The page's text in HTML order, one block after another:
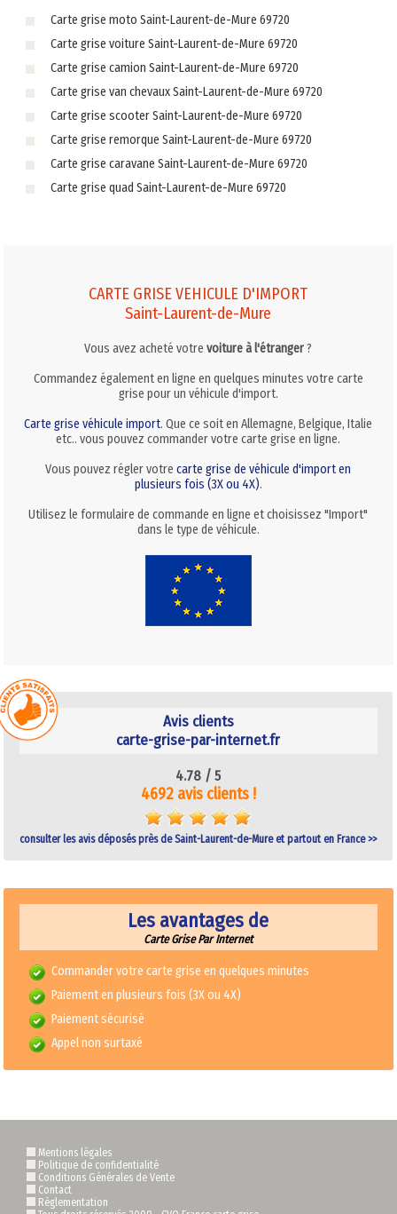
Carte grise moto Saint-Laurent-de-Mure 69720
Carte grise voiture Saint-Laurent-de-Mure 69720
Carte grise camion Saint-Laurent-de-Mure 69720
Carte grise van chevaux Saint-Laurent-de-Mure 69720
Carte grise scooter Saint-Laurent-de-Mure 69720
Carte grise remorque Saint-Laurent-de-Mure 69720
Carte grise caravane Saint-Laurent-de-Mure 69720
Carte grise quad Saint-Laurent-de-Mure 69720
CARTE GRISE VEHICULE D'IMPORT
Saint-Laurent-de-Mure
Vous avez acheté votrevoiture à l'étranger?
Commandez également en ligne en quelques minutes votre carte
grise pour un véhicule d'import.
Carte grise véhicule import. Que ce soit en Allemagne, Belgique, Italie
etc.. vous pouvez commander votre carte grise en ligne.
Vous pouvez régler votrecarte grise de véhicule d'import en
plusieurs fois (3X ou 4X).
Utilisez le formulaire de commande en ligne et choisissez "Import"
dans le type de véhicule.
Avis clients
carte-grise-par-internet.fr
4.78 /5
4692 avis clients !
consulter les avis déposés près de Saint-Laurent-de-Mure et partout en France >>
Les avantages de
Carte Grise Par Internet
Commander votre carte grise en quelques minutes
Paiement en plusieurs fois (3X ou 4X)
Paiement sécurisé
Appel non surtaxé
Mentions légales
Politique de confidentialité
Conditions Générales de Vente
Contact
Règlementation